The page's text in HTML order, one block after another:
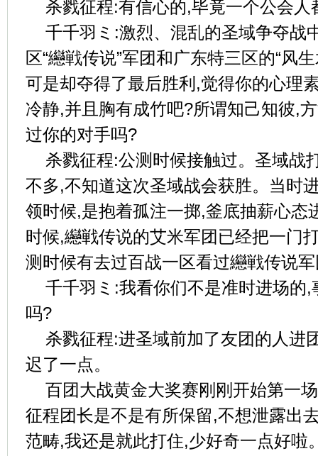
杀戮征程:有信心的,毕竟一个公会人
千千羽ミ:激烈、混乱的圣域争夺战
区“纞戦传说”军团和广东特三区的“风
可是却夺得了最后胜利,觉得你的心理
冷静,并且胸有成竹吧?所谓知己知彼,
过你的对手吗?
杀戮征程:公测时候接触过。圣域战
不多,不知道这次圣域战会获胜。当时
领时候,是抱着孤注一掷,釜底抽薪心态
时候,纞戦传说的艾米军团已经把一门
测时候有去过百战一区看过纞戦传说
千千羽ミ:我看你们不是准时进场的
吗?
杀戮征程:进圣域前加了友团的人进
迟了一点。
百团大战黄金大奖赛刚刚开始第一
征程团长是不是有所保留,不想泄露出
范畴,我还是就此打住,少好奇一点好啦